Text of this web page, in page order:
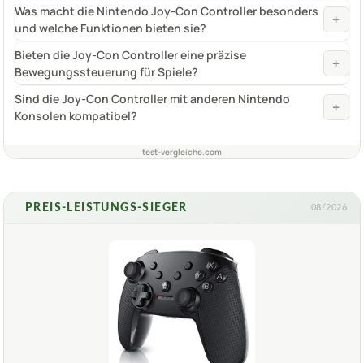
Was macht die Nintendo Joy-Con Controller besonders
und welche Funktionen bieten sie?
+
Bieten die Joy-Con Controller eine präzise
Bewegungssteuerung für Spiele?
+
Sind die Joy-Con Controller mit anderen Nintendo
Konsolen kompatibel?
+
test-vergleiche.com
PREIS-LEISTUNGS-SIEGER 08/2026